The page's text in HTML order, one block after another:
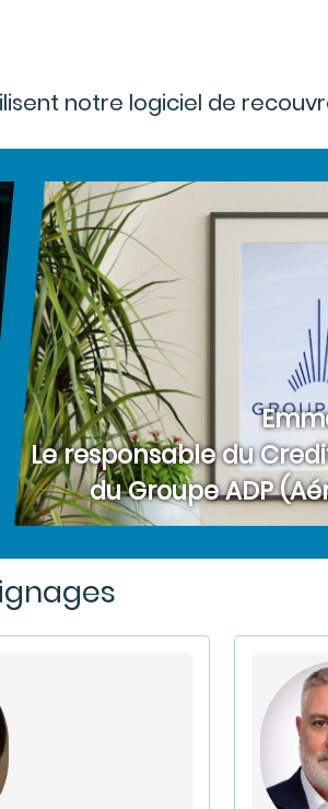
notre logiciel de
Le responsable du
du Groupe ADP